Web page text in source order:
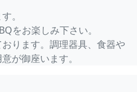
。
をお楽しみ下さい。
ります。調理器具、食器や
が御座います。